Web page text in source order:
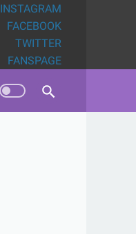
INSTAGRAM
FACEBOOK
TWITTER
FANSPAGE